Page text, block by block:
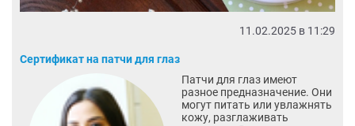
11.02.2025 в 11:29
Сертификат на патчи для глаз
Патчи для глаз имеют
разное предназначение. Они
могут питать или увлажнять
кожу, разглаживать